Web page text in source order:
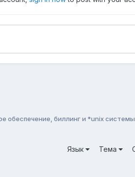
обеспечение, биллинг и *unix системы
Язык Тема